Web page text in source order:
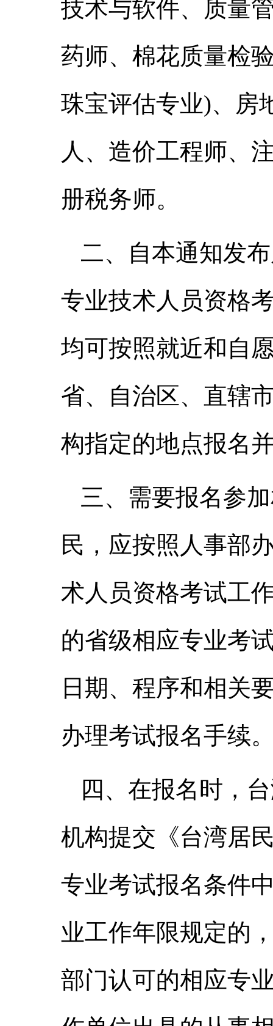
技术与软件、质量
药师、棉花质量检
珠宝评估专业)、房
人、造价工程师、
册税务师。
二、自本通知发
专业技术人员资格
均可按照就近和自
省、自治区、直辖
构指定的地点报名
三、需要报名参
民，应按照人事部
术人员资格考试工
的省级相应专业考
日期、程序和相关
办理考试报名手续
四、在报名时，
机构提交《台湾居
专业考试报名条件
业工作年限规定的
部门认可的相应专